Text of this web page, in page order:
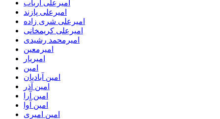
امیرعلی ارباب
امیرعلی پازند
امیرعلی شری زاده
امیرعلی کریمخانی
امیرمحمد رشیدی
امیرمعین
امیریار
امین
امین آبادیان
امین آذر
امین آرا
امین آوا
امین امیری